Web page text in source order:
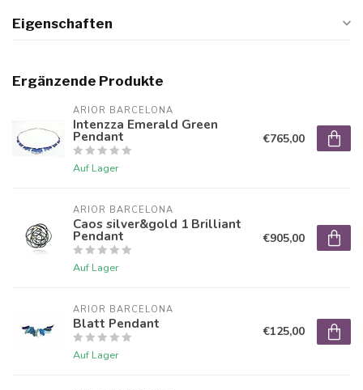
Eigenschaften
Ergänzende Produkte
ARIOR BARCELONA
Intenzza Emerald Green
Pendant
Auf Lager
€765,00
ARIOR BARCELONA
Caos silver&gold 1 Brilliant
Pendant
Auf Lager
€905,00
ARIOR BARCELONA
Blatt Pendant
Auf Lager
€125,00